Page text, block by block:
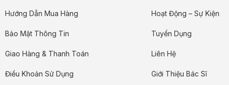
Hướng Dẫn Mua Hàng
Bảo Mật Thông Tin
Giao Hàng & Thanh Toán
Điều Khoản Sử Dụng
Hoạt Động – Sự Kiện
Tuyển Dụng
Liên Hệ
Giới Thiệu Bác Sĩ